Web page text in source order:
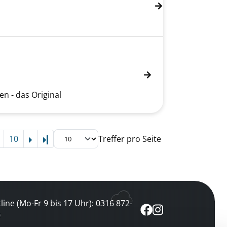
- das Original
10 Letzte Seite Treffer pro Seite
(Mo-Fr 9 bis 17 Uhr): 0316 872-